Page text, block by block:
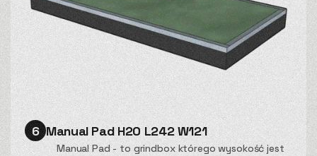
6 Manual Pad H20 L242 W121
Manual Pad - to grindbox którego wysokość jest